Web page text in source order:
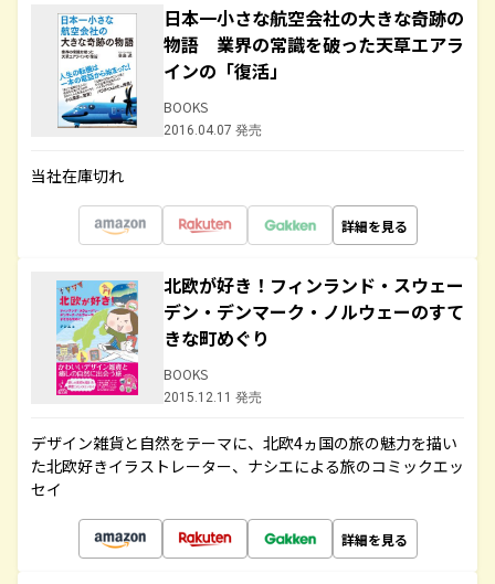
日本一小さな航空会社の大きな奇跡の
物語 業界の常識を破った天草エアラ
インの「復活」
BOOKS
2016.04.07 発売
当社在庫切れ
詳細を見る
北欧が好き！フィンランド・スウェー
デン・デンマーク・ノルウェーのすて
きな町めぐり
BOOKS
2015.12.11 発売
デザイン雑貨と自然をテーマに、北欧4ヵ国の旅の魅力を描い
た北欧好きイラストレーター、ナシエによる旅のコミックエッ
セイ
詳細を見る